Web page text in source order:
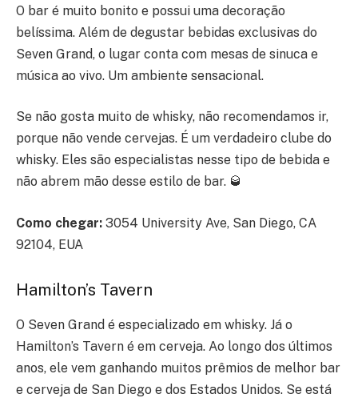
O bar é muito bonito e possui uma decoração
belíssima. Além de degustar bebidas exclusivas do
Seven Grand, o lugar conta com mesas de sinuca e
música ao vivo. Um ambiente sensacional.
Se não gosta muito de whisky, não recomendamos ir,
porque não vende cervejas. É um verdadeiro clube do
whisky. Eles são especialistas nesse tipo de bebida e
não abrem mão desse estilo de bar. 🥃
Como chegar: 3054 University Ave, San Diego, CA
92104, EUA
Hamilton’s Tavern
O Seven Grand é especializado em whisky. Já o
Hamilton’s Tavern é em cerveja. Ao longo dos últimos
anos, ele vem ganhando muitos prêmios de melhor bar
e cerveja de San Diego e dos Estados Unidos. Se está